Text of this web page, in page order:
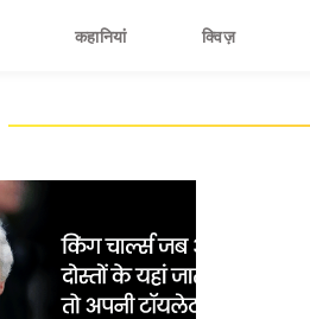
कहानियां क्विज़